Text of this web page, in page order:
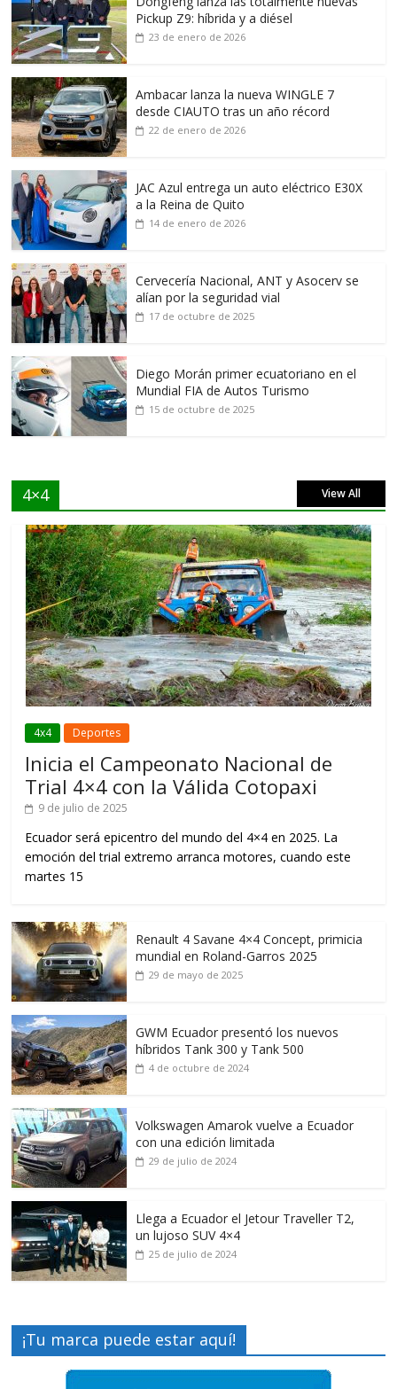
Pickup Z9: híbrida y a diésel
23 de enero de 2026
Ambacar lanza la nueva WINGLE 7
desde CIAUTO tras un año récord
22 de enero de 2026
JAC Azul entrega un auto eléctrico E30X
a la Reina de Quito
14 de enero de 2026
Cervecería Nacional, ANT y Asocerv se
alían por la seguridad vial
17 de octubre de 2025
Diego Morán primer ecuatoriano en el
Mundial FIA de Autos Turismo
15 de octubre de 2025
4×4 View All
4x4 Deportes
Inicia el Campeonato Nacional de
Trial 4×4 con la Válida Cotopaxi
9 de julio de 2025
Ecuador será epicentro del mundo del 4×4 en 2025. La
emoción del trial extremo arranca motores, cuando este
martes 15
Renault 4 Savane 4×4 Concept, primicia
mundial en Roland-Garros 2025
29 de mayo de 2025
GWM Ecuador presentó los nuevos
híbridos Tank 300 y Tank 500
4 de octubre de 2024
Volkswagen Amarok vuelve a Ecuador
con una edición limitada
29 de julio de 2024
Llega a Ecuador el Jetour Traveller T2,
un lujoso SUV 4×4
25 de julio de 2024
¡Tu marca puede estar aquí!